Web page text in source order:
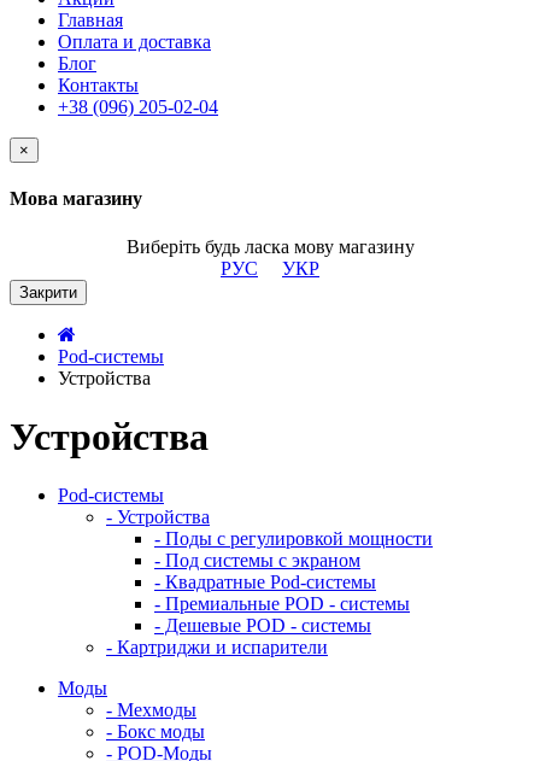
Главная
Оплата и доставка
Блог
Контакты
+38 (096) 205-02-04
×
Мова магазину
Виберіть будь ласка мову магазину
РУС
УКР
Закрити
Pod-системы
Устройства
Устройства
Pod-системы
- Устройства
- Поды с регулировкой мощности
- Под системы с экраном
- Квадратные Pod-системы
- Премиальные POD - системы
- Дешевые POD - системы
- Картриджи и испарители
Моды
- Мехмоды
- Бокс моды
- POD-Моды